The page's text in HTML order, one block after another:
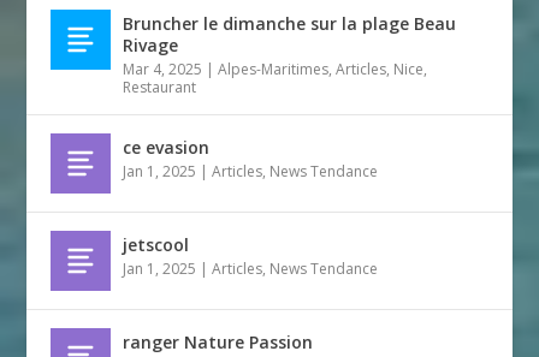
Bruncher le dimanche sur la plage Beau
Rivage
Mar 4, 2025 |Alpes-Maritimes,Articles, Nice,
Restaurant
ce evasion
Jan 1, 2025 |Articles, News Tendance
jetscool
Jan 1, 2025 |Articles, News Tendance
ranger Nature Passion